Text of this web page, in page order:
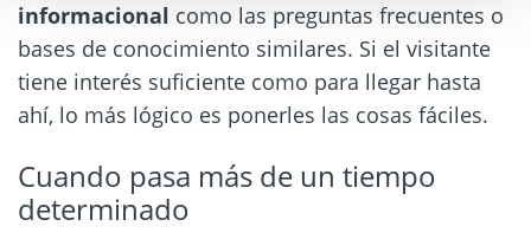
informacional como las preguntas frecuentes o
bases de conocimiento similares. Si el visitante
tiene interés suficiente como para llegar hasta
ahí, lo más lógico es ponerles las cosas fáciles.
Cuando pasa más de un tiempo
determinado